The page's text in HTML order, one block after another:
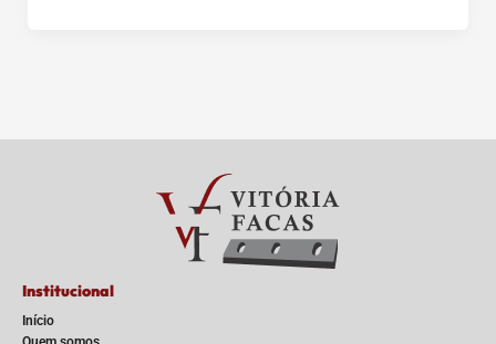
Institucional
Início